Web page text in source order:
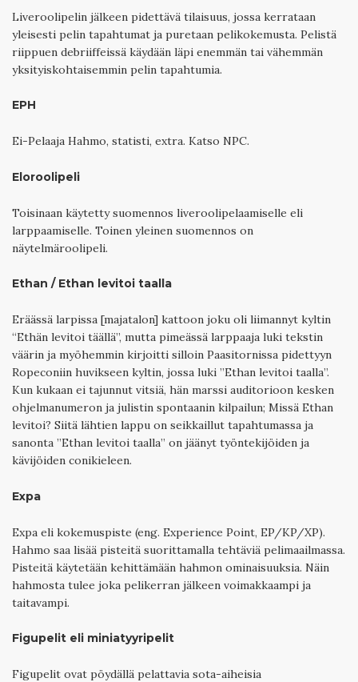
Liveroolipelin jälkeen pidettävä tilaisuus, jossa kerrataan
yleisesti pelin tapahtumat ja puretaan pelikokemusta. Pelistä
riippuen debriiffeissä käydään läpi enemmän tai vähemmän
yksityiskohtaisemmin pelin tapahtumia.
EPH
Ei-Pelaaja Hahmo, statisti, extra. Katso NPC.
Eloroolipeli
Toisinaan käytetty suomennos liveroolipelaamiselle eli
larppaamiselle. Toinen yleinen suomennos on
näytelmäroolipeli.
Ethan / Ethan levitoi taalla
Eräässä larpissa [majatalon] kattoon joku oli liimannyt kyltin
“Ethän levitoi täällä”, mutta pimeässä larppaaja luki tekstin
väärin ja myöhemmin kirjoitti silloin Paasitornissa pidettyyn
Ropeconiin huvikseen kyltin, jossa luki ”Ethan levitoi taalla”.
Kun kukaan ei tajunnut vitsiä, hän marssi auditorioon kesken
ohjelmanumeron ja julistin spontaanin kilpailun; Missä Ethan
levitoi? Siitä lähtien lappu on seikkaillut tapahtumassa ja
sanonta ”Ethan levitoi taalla” on jäänyt työntekijöiden ja
kävijöiden conikieleen.
Expa
Expa eli kokemuspiste (eng. Experience Point, EP/KP/XP).
Hahmo saa lisää pisteitä suorittamalla tehtäviä pelimaailmassa.
Pisteitä käytetään kehittämään hahmon ominaisuuksia. Näin
hahmosta tulee joka pelikerran jälkeen voimakkaampi ja
taitavampi.
Figupelit eli miniatyyripelit
Figupelit ovat pöydällä pelattavia sota-aiheisia